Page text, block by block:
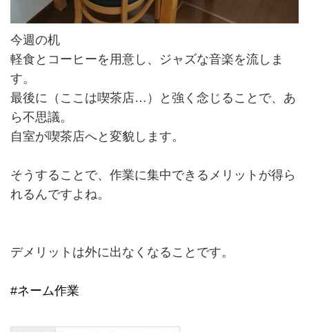
今週の机
軽食とコーヒーを用意し、ジャズな音楽を流しま
す。
最後に（ここは喫茶店…）と強く念じることで、あ
ら不思議。
自室が喫茶店へと変貌します。
そうすることで、作業に集中できるメリットが得ら
れるんですよね。
デメリットは外に出なくなることです。
#ネーム作業